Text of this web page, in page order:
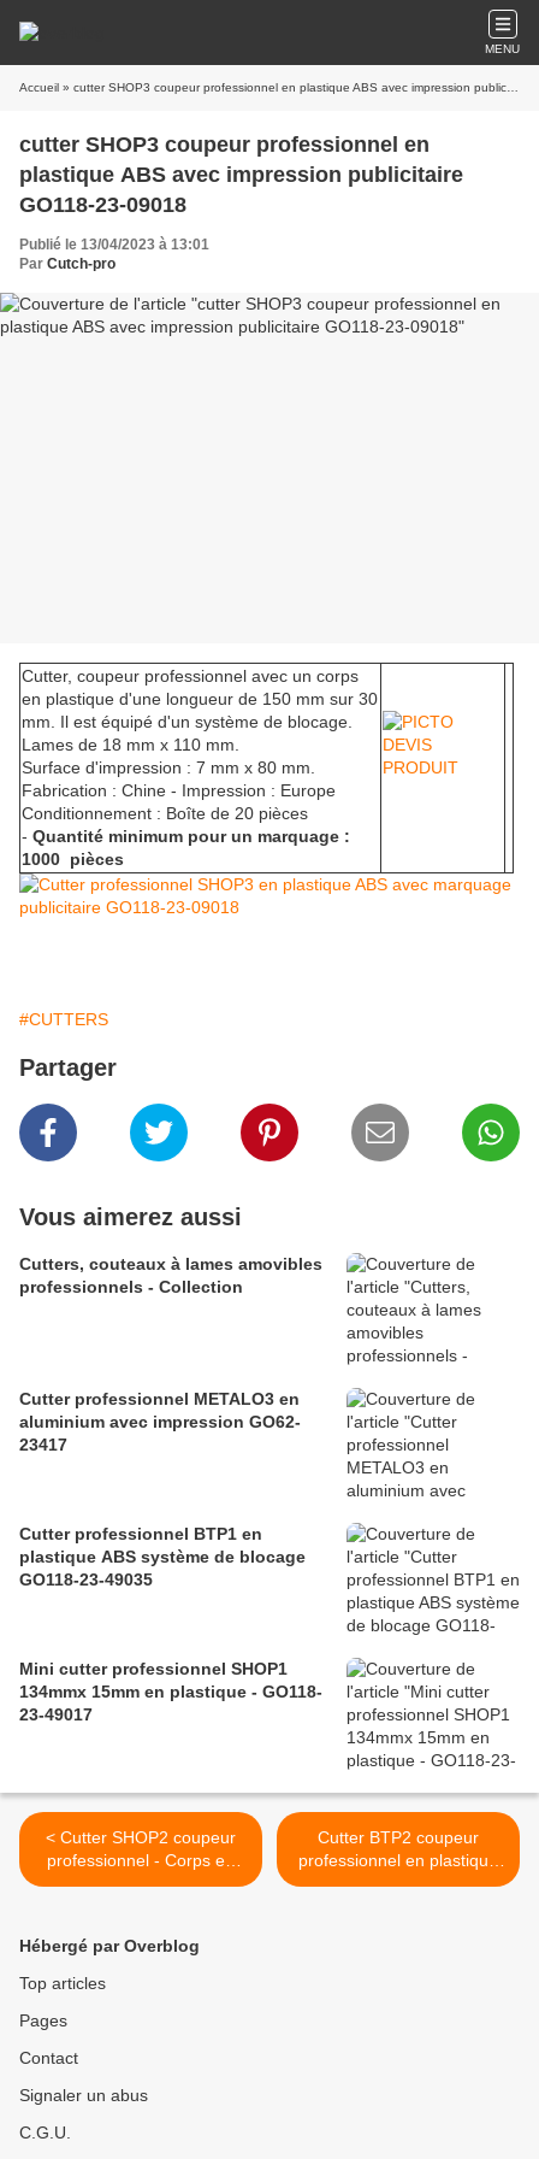
MENU
Accueil » cutter SHOP3 coupeur professionnel en plastique ABS avec impression publicitaire GO118-23-09018
cutter SHOP3 coupeur professionnel en
plastique ABS avec impression publicitaire
GO118-23-09018
Publié le 13/04/2023 à 13:01
Par Cutch-pro
Cutter, coupeur professionnel avec un corps
en plastique d'une longueur de 150 mm sur 30
mm. Il est équipé d'un système de blocage.
Lames de 18 mm x 110 mm.
Surface d'impression : 7 mm x 80 mm.
Fabrication : Chine - Impression : Europe
Conditionnement : Boîte de 20 pièces
- Quantité minimum pour un marquage :
1000 pièces
#CUTTERS
Partager
Vous aimerez aussi
Cutters, couteaux à lames amovibles
professionnels - Collection
Cutter professionnel METALO3 en
aluminium avec impression GO62-
23417
Cutter professionnel BTP1 en
plastique ABS système de blocage
GO118-23-49035
Mini cutter professionnel SHOP1
134mmx 15mm en plastique - GO118-
23-49017
< Cutter SHOP2 coupeur
professionnel - Corps en
métal - GO118-23-09014
Cutter BTP2 coupeur
professionnel en plastique
très robuste - GO118-23-
Hébergé par Overblog
Top articles
Pages
Contact
Signaler un abus
C.G.U.